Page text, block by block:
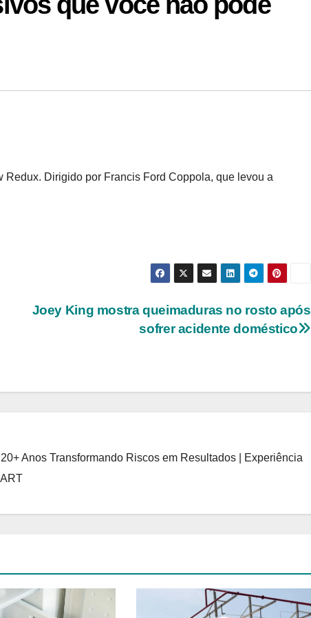
Dirigido por Francis Ford Coppola, que levou a
Joey King mostra queimaduras no rosto após
sofrer acidente doméstico
Anos Transformando Riscos em Resultados | Experiência